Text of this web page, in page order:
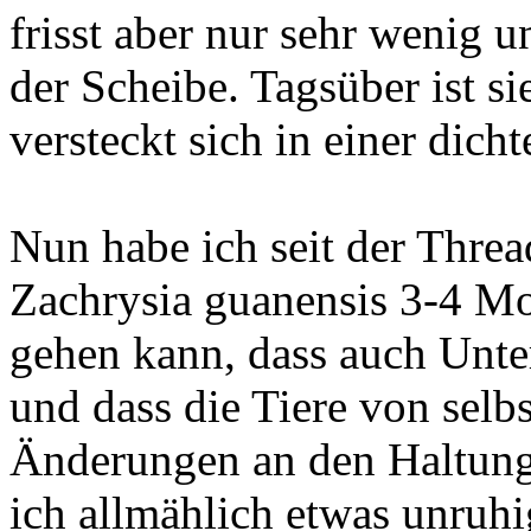
frisst aber nur sehr wenig
der Scheibe. Tagsüber ist
versteckt sich in einer
Nun habe ich seit der
Zachrysia guanensis 3-4
gehen kann, dass auch
und dass die Tiere von
Änderungen an den
ich allmählich etwas